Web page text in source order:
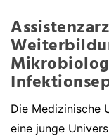
Die Medizinische
eine junge